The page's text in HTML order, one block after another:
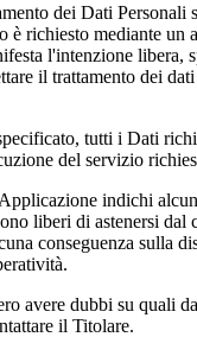
dei Dati Personali
è richiesto mediante un
l'intenzione libera,
il trattamento dei
tutti i Dati
del servizio
indichi
liberi di astenersi dal
conseguenza sulla
avere dubbi su quali
il Titolare.